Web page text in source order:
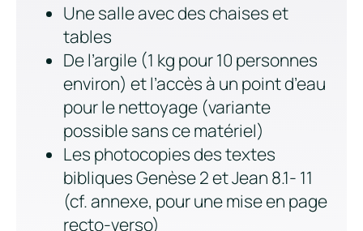
Une salle avec des chaises et
tables
De l’argile (1 kg pour 10 personnes
environ) et l’accès à un point d’eau
pour le nettoyage (variante
possible sans ce matériel)
Les photocopies des textes
bibliques Genèse 2 et Jean 8.1- 11
(cf. annexe, pour une mise en page
recto-verso)